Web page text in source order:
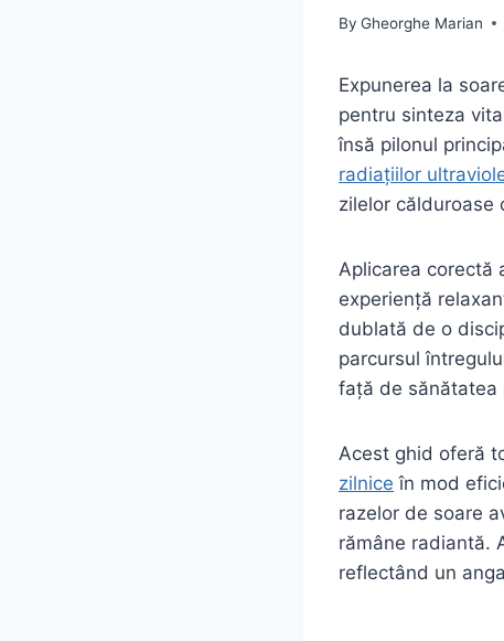
By Gheorghe Marian
Expunerea la
pentru sinteza
însă pilonul
radiațiilor
zilelor călduroase
Aplicarea corectă
experiență
dublată de o
parcursul
față de sănătatea
Acest ghid oferă
zilnice în mod
razelor de soare
rămâne radiantă.
reflectând un